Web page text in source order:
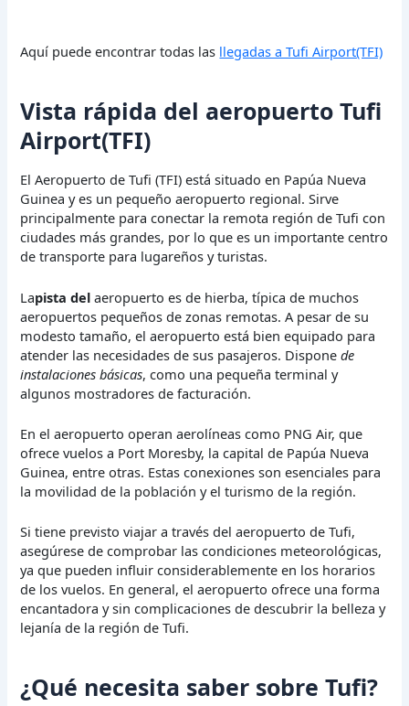
Aquí puede encontrar todas las llegadas a Tufi Airport(TFI)
Vista rápida del aeropuerto Tufi
Airport(TFI)
El Aeropuerto de Tufi (TFI) está situado en Papúa Nueva
Guinea y es un pequeño aeropuerto regional. Sirve
principalmente para conectar la remota región de Tufi con
ciudades más grandes, por lo que es un importante centro
de transporte para lugareños y turistas.
Lapista del aeropuerto es de hierba, típica de muchos
aeropuertos pequeños de zonas remotas. A pesar de su
modesto tamaño, el aeropuerto está bien equipado para
atender las necesidades de sus pasajeros. Disponede
instalaciones básicas, como una pequeña terminal y
algunos mostradores de facturación.
En el aeropuerto operan aerolíneas como PNG Air, que
ofrece vuelos a Port Moresby, la capital de Papúa Nueva
Guinea, entre otras. Estas conexiones son esenciales para
la movilidad de la población y el turismo de la región.
Si tiene previsto viajar a través del aeropuerto de Tufi,
asegúrese de comprobar las condiciones meteorológicas,
ya que pueden influir considerablemente en los horarios
de los vuelos. En general, el aeropuerto ofrece una forma
encantadora y sin complicaciones de descubrir la belleza y
lejanía de la región de Tufi.
¿Qué necesita saber sobre Tufi?